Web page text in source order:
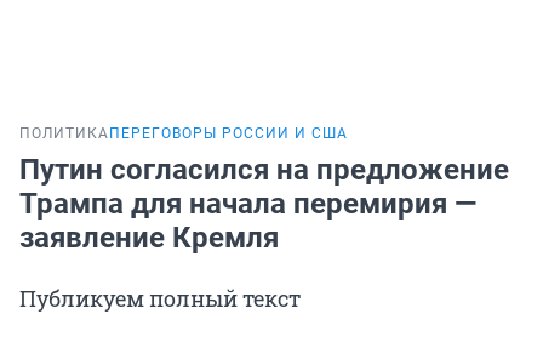
ПОЛИТИКА ПЕРЕГОВОРЫ РОССИИ И США
Путин согласился на предложение
Трампа для начала перемирия —
заявление Кремля
Публикуем полный текст